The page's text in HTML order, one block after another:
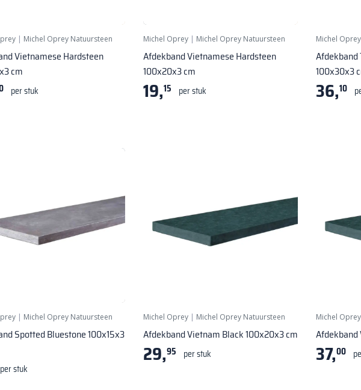
| Michel Oprey Natuursteen
Vietnamese Hardsteen
cm
per stuk
Michel Oprey | Michel Oprey Natuursteen
Afdekband Vietnamese Hardsteen
100x20x3 cm
19,15 per stuk
Michel Oprey
Afdekband
100x30x3
36,10
| Michel Oprey Natuursteen
Spotted Bluestone 100x15x3
per stuk
Michel Oprey | Michel Oprey Natuursteen
Afdekband Vietnam Black 100x20x3 cm
29,95 per stuk
Michel Oprey
Afdekband
37,00